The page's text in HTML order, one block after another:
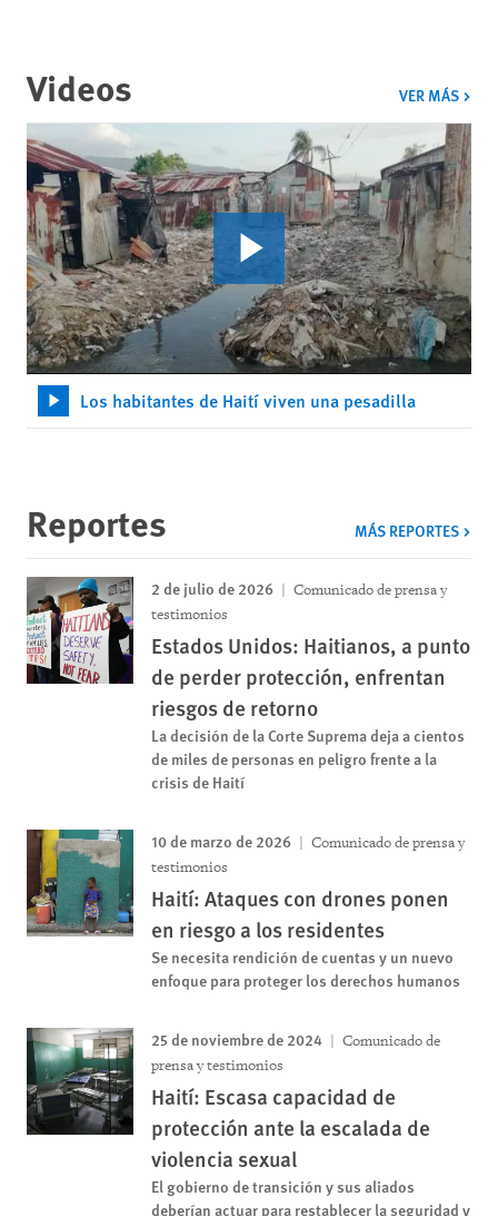
Videos VER MÁS
Los habitantes de Haití viven una pesadilla
Reportes MÁS REPORTES
2 de julio de 2026
Comunicado de prensa y
testimonios
Estados Unidos: Haitianos, a punto
de perder protección, enfrentan
riesgos de retorno
La decisión de la Corte Suprema deja a cientos
de miles de personas en peligro frente a la
crisis de Haití
10 de marzo de 2026
Comunicado de prensa y
testimonios
Haití: Ataques con drones ponen
en riesgo a los residentes
Se necesita rendición de cuentas y un nuevo
enfoque para proteger los derechos humanos
25 de noviembre de 2024
Comunicado de
prensa y testimonios
Haití: Escasa capacidad de
protección ante la escalada de
violencia sexual
El gobierno de transición y sus aliados
deberían actuar para restablecer la seguridad y